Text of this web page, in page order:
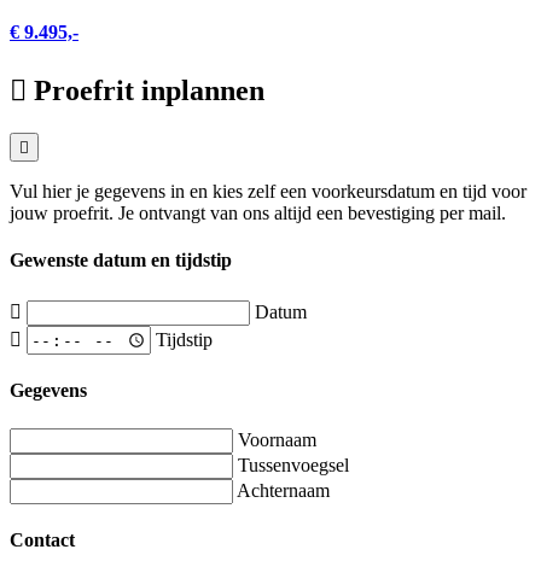
€ 9.495,-
Proefrit inplannen
Vul hier je gegevens in en kies zelf een voorkeursdatum en tijd voor
jouw proefrit. Je ontvangt van ons altijd een bevestiging per mail.
Gewenste datum en tijdstip
Datum
Tijdstip
Gegevens
Voornaam
Tussenvoegsel
Achternaam
Contact